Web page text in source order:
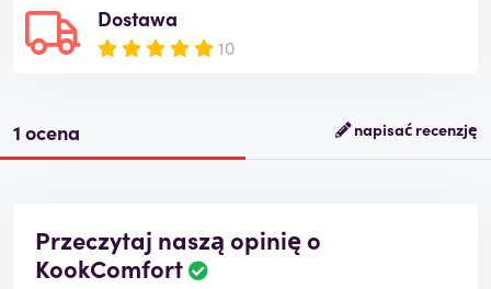
Dostawa
10
1 ocena napisać recenzję
Przeczytaj naszą opinię o
KookComfort